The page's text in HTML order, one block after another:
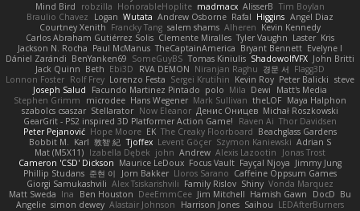
Mind Bird
robzilla HonorableHoplite madmacx AlisserB Tim Boylan
Braulio Chavez
Logan Wutata Andrew Osborne Rafal Higgins Angel Diaz
Courtney Xenith Francky Tang salem shams Alheren Kevin Kennedy
Carlos Abraham Gutiérrez Solis Clemente Miralles Tyler Vaughn Laster Kris
Jackson N. Rocha Paul McManus TheCaptainAmerica Bryant Bennett Evelyne I
Dániel Zarándi BenYanken69 SomeGuyBS Tomas Kiniulis ShadowolfVFX John Britti
Jack Quinn Beth Ebi3D RVA DEMON Niranjan Raghu 경문 서 Flagg3D
Lonnon Foster Rolf Frey Lorenzo Festa Sergei Krutihin Kevin Roy Peter Balicki steve
Joseph Salud
Facundo Martinez Pintado polo Mila Dewi
Matt's Media
Stephen Grimm
microdee Hans Wegener Mark Sullivan theLOF Maya Halphon
szabolcs csaszar Stellarator Now Eleanor Денис Оницев Michał Roszkowski
GearGrit - PS2 inspired 3D Platformer Action Game!
Raven Ai Thor Davidsen
Peter Pejanović Hope Moore EK The Creaky Floorboard Beachglass Gardens
Bobbit M. Karl 敦智 紀 Tjoffex Levent Göçer Szymon Kaniewski Adrian S
Mat (M5X11) Izabella Dębek john Andrew Alexis Lazootin
Jonas Trost
Cameron 'CSD' Dickson Maurice LeDoux Focus Vault Fayçal Njoya Jimmy Jung
Phillip Studans 준현 이 Jorn Bakker Lloros Sarano Caffeine Oppsum Games
Giorgi Samukashvili Alex Tsiskarishvili Family Rislov Shiny Vonda Marquez
Matt Sweda Ina Ben Houston DeeEmmCee Jim Mitchell Hamish Gawn DocD Bu
Angelie simon dewey Alastair Johnson Harrison Jones Saihou LEDAfterBurners